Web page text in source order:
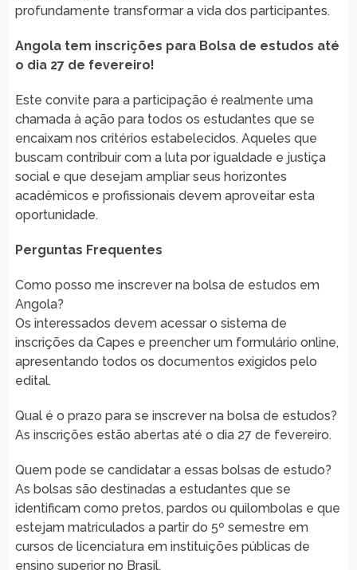
profundamente transformar a vida dos participantes.
Angola tem inscrições para Bolsa de estudos até
o dia 27 de fevereiro!
Este convite para a participação é realmente uma
chamada à ação para todos os estudantes que se
encaixam nos critérios estabelecidos. Aqueles que
buscam contribuir com a luta por igualdade e justiça
social e que desejam ampliar seus horizontes
acadêmicos e profissionais devem aproveitar esta
oportunidade.
Perguntas Frequentes
Como posso me inscrever na bolsa de estudos em
Angola?
Os interessados devem acessar o sistema de
inscrições da Capes e preencher um formulário online,
apresentando todos os documentos exigidos pelo
edital.
Qual é o prazo para se inscrever na bolsa de estudos?
As inscrições estão abertas até o dia 27 de fevereiro.
Quem pode se candidatar a essas bolsas de estudo?
As bolsas são destinadas a estudantes que se
identificam como pretos, pardos ou quilombolas e que
estejam matriculados a partir do 5º semestre em
cursos de licenciatura em instituições públicas de
ensino superior no Brasil.